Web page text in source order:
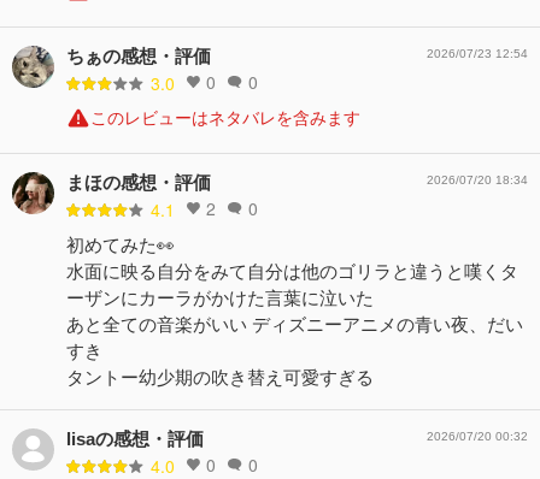
ちぁの感想・評価
3.0 0 0
2026/07/23 12:54
このレビューはネタバレを含みます
まほの感想・評価
4.1 2 0
2026/07/20 18:34
初めてみた👀
水面に映る自分をみて自分は他のゴリラと違うと嘆くタ
ーザンにカーラがかけた言葉に泣いた
あと全ての音楽がいい ディズニーアニメの青い夜、だい
すき
タントー幼少期の吹き替え可愛すぎる
lisaの感想・評価
4.0 0 0
2026/07/20 00:32